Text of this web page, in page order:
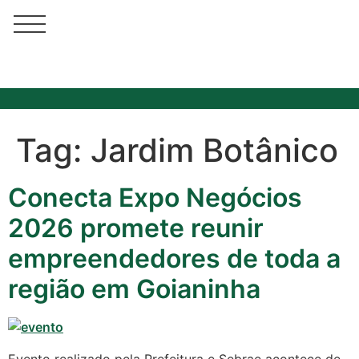
Cotidiano
Comunidade
Acontece no
RN
Comércio e
Tag: Jardim Botânico
Conecta Expo Negócios
2026 promete reunir
empreendedores de toda a
região em Goianinha